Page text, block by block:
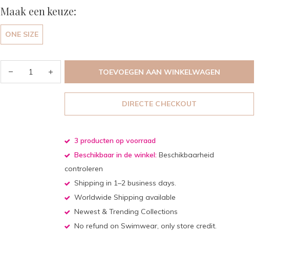
Maak een keuze:
ONE SIZE
TOEVOEGEN AAN WINKELWAGEN
DIRECTE CHECKOUT
3 producten op voorraad
Beschikbaar in de winkel: Beschikbaarheid
controleren
Shipping in 1–2 business days.
Worldwide Shipping available
Newest & Trending Collections
No refund on Swimwear, only store credit.